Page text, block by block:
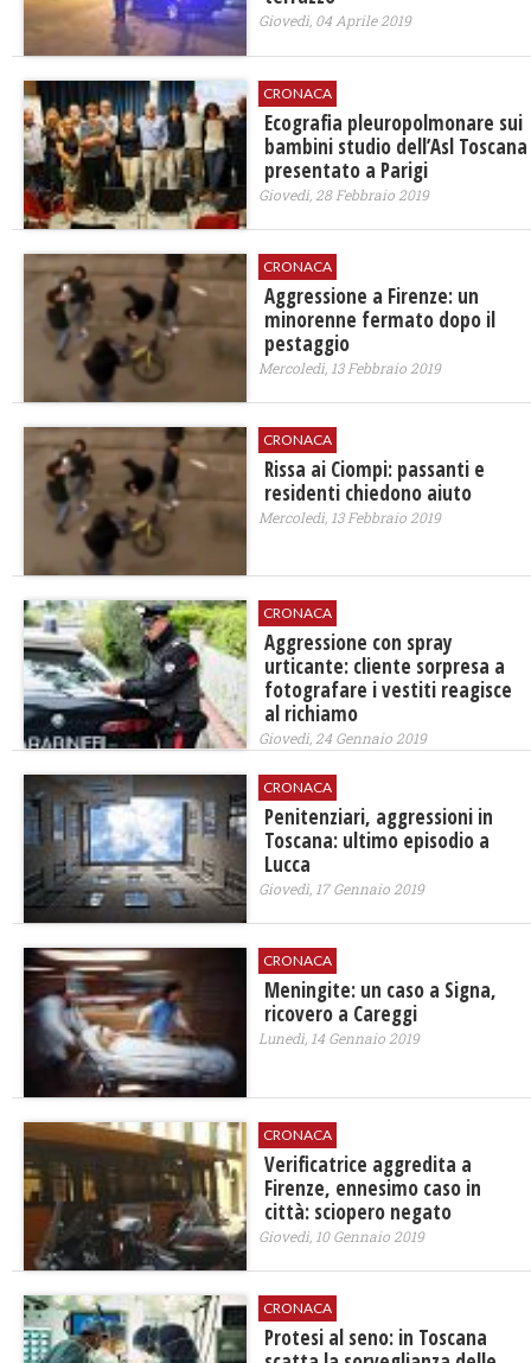
Giovedì, 04 Aprile 2019
CRONACA
Ecografia pleuropolmonare sui
bambini studio dell’Asl Toscana
presentato a Parigi
Giovedì, 28 Febbraio 2019
CRONACA
Aggressione a Firenze: un
minorenne fermato dopo il
pestaggio
Mercoledì, 13 Febbraio 2019
CRONACA
Rissa ai Ciompi: passanti e
residenti chiedono aiuto
Mercoledì, 13 Febbraio 2019
CRONACA
Aggressione con spray
urticante: cliente sorpresa a
fotografare i vestiti reagisce
al richiamo
Giovedì, 24 Gennaio 2019
CRONACA
Penitenziari, aggressioni in
Toscana: ultimo episodio a
Lucca
Giovedì, 17 Gennaio 2019
CRONACA
Meningite: un caso a Signa,
ricovero a Careggi
Lunedì, 14 Gennaio 2019
CRONACA
Verificatrice aggredita a
Firenze, ennesimo caso in
città: sciopero negato
Giovedì, 10 Gennaio 2019
CRONACA
Protesi al seno: in Toscana